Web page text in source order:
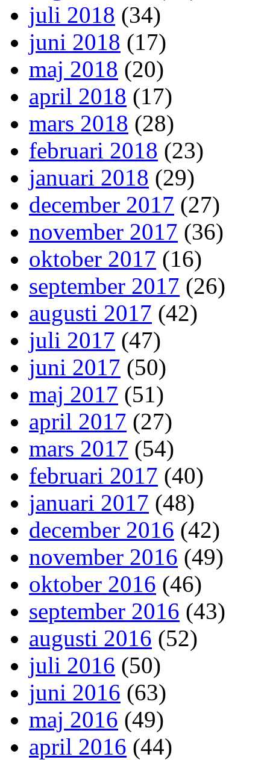
juli 2018 (34)
juni 2018 (17)
maj 2018 (20)
april 2018 (17)
mars 2018 (28)
februari 2018 (23)
januari 2018 (29)
december 2017 (27)
november 2017 (36)
oktober 2017 (16)
september 2017 (26)
augusti 2017 (42)
juli 2017 (47)
juni 2017 (50)
maj 2017 (51)
april 2017 (27)
mars 2017 (54)
februari 2017 (40)
januari 2017 (48)
december 2016 (42)
november 2016 (49)
oktober 2016 (46)
september 2016 (43)
augusti 2016 (52)
juli 2016 (50)
juni 2016 (63)
maj 2016 (49)
april 2016 (44)